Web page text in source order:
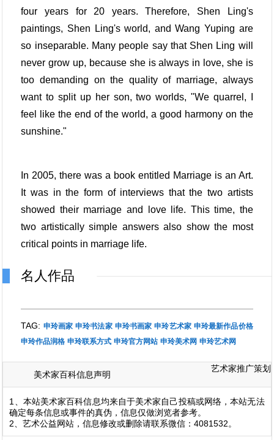
four years for 20 years. Therefore, Shen Ling's
paintings, Shen Ling's world, and Wang Yuping are
so inseparable. Many people say that Shen Ling will
never grow up, because she is always in love, she is
too demanding on the quality of marriage, always
want to split up her son, two worlds, "We quarrel, I
feel like the end of the world, a good harmony on the
sunshine."
In 2005, there was a book entitled Marriage is an Art.
It was in the form of interviews that the two artists
showed their marriage and love life. This time, the
two artistically simple answers also show the most
critical points in marriage life.
名人作品
TAG: 申玲画家 申玲书法家 申玲书画家 申玲艺术家 申玲最新作品价格
申玲作品润格 申玲联系方式 申玲官方网站 申玲美术网 申玲艺术网
美术家百科信息声明
艺术家推广策划
1、本站美术家百科信息均来自于美术家自己投稿或网络，本站无法
确定每条信息或事件的真伪，信息仅做浏览者参考。
2、艺术公益网站，信息修改或删除请联系微信：4081532。